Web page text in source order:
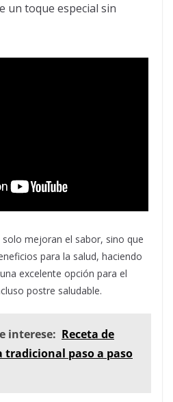
un toque especial sin
mejoran el sabor, sino que
para la salud, haciendo
excelente opción para el
postre saludable.
interese: Receta de
tradicional paso a paso